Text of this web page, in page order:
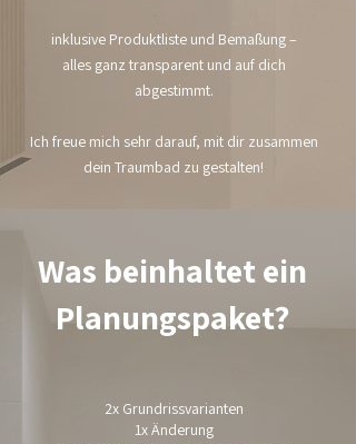
inklusive Produktliste und Bemaßung –
alles ganz transparent und auf dich
abgestimmt.
Ich freue mich sehr darauf, mit dir zusammen
dein Traumbad zu gestalten!
Was beinhaltet ein
Planungspaket?
2x Grundrissvarianten
1x Änderung